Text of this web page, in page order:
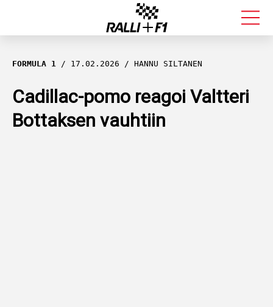
FORMULA 1
RALLI
KALLE ROVANPERÄ
FORMULA 1 17.02.2026 HANNU SILTANEN
Cadillac-pomo reagoi Valtteri
Bottaksen vauhtiin